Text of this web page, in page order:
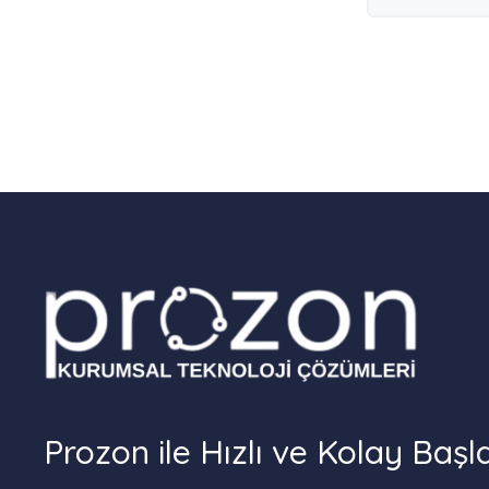
Prozon ile Hızlı ve Kolay